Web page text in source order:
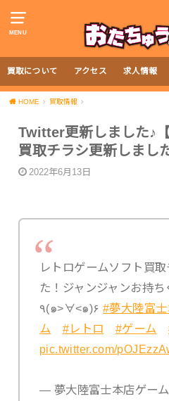
MENU
買取について アクセス 求人情報
HOME 買取情報
Twitter更新しました♪
買取チラシ更新しまし
2022年6月13日
レトロゲームソフト買
た！ジャンジャンお持ち
٩(๑>∀<๑)۶#夢大陸富
ム
#レトロ #ゲーム
pic.twitter.com/
— 夢大陸富士本店ゲー